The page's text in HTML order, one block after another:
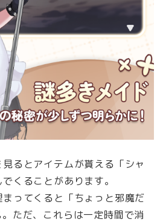
るとアイテムが貰える「シャ
くることがあります。
ってくると「ちょっと邪魔だ
ただ、これらは一定時間で消